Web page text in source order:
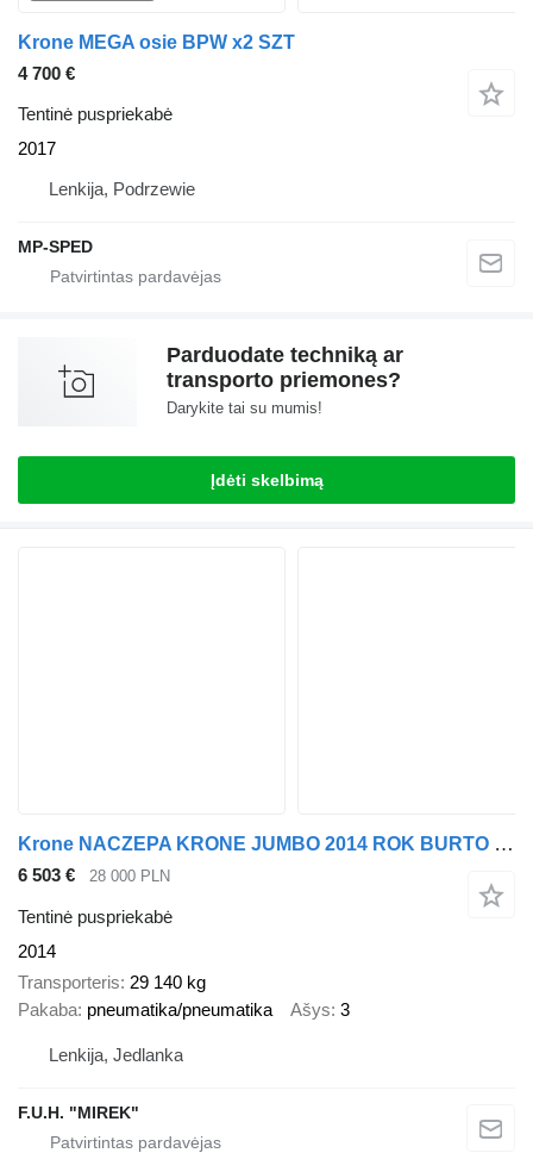
Krone MEGA osie BPW x2 SZT
4 700 €
Tentinė puspriekabė
2017
Lenkija, Podrzewie
MP-SPED
Parduodate techniką ar
transporto priemones?
Darykite tai su mumis!
Įdėti skelbimą
Krone NACZEPA KRONE JUMBO 2014 ROK BURTO FIRANKA 13.60x
6 503 € 28 000 PLN
Tentinė puspriekabė
2014
Transporteris 29 140 kg
Pakaba pneumatika/pneumatika Ašys 3
Lenkija, Jedlanka
F.U.H. "MIREK"